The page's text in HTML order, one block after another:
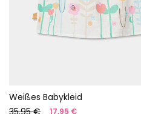
Weißes Babykleid
35,95 €
17,95 €